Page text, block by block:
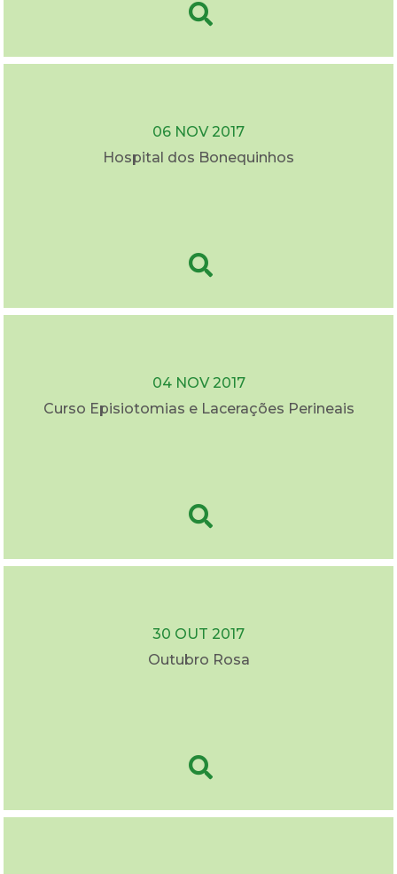
06 NOV 2017
Hospital dos Bonequinhos
04 NOV 2017
Curso Episiotomias e Lacerações Perineais
30 OUT 2017
Outubro Rosa